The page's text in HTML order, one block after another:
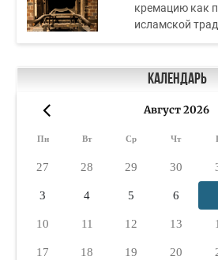
кремацию как
исламской
Календарь
Август 2026
Пн Вт Ср Чт
27 28 29 30
3 4 5 6
10 11 12 13
17 18 19 20